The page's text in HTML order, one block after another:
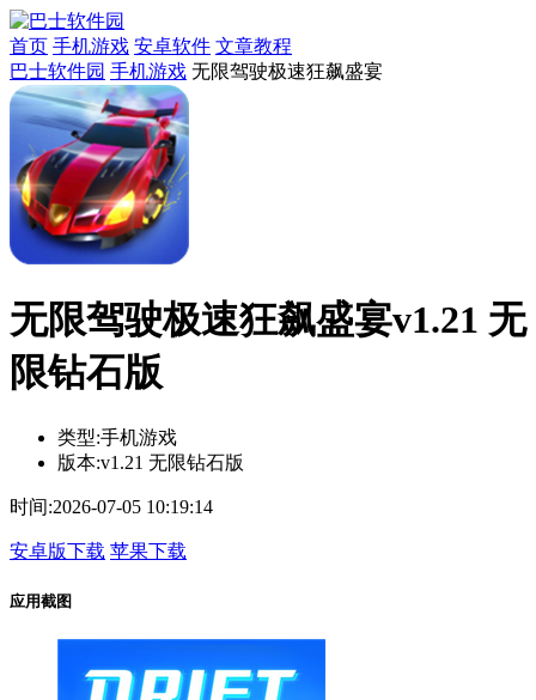
首页 手机游戏 安卓软件 文章教程
巴士软件园 手机游戏 无限驾驶极速狂飙盛宴
无限驾驶极速狂飙盛宴v1.21 无
限钻石版
类型:手机游戏
版本:v1.21 无限钻石版
时间:2026-07-05 10:19:14
安卓版下载 苹果下载
应用截图